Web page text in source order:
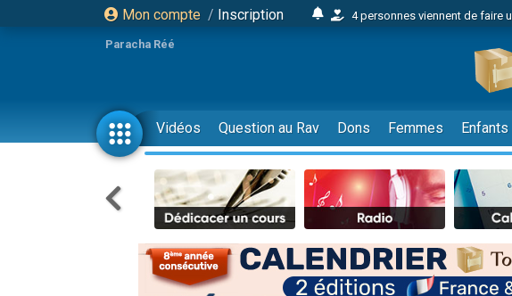
Mon compte / Inscription
4 personnes viennent de faire
17 personnes viennent de
4 personnes viennent de nous
Il reste 49 places pour étudier
23 personnes viennent de
Eva vient de donner son Maasser
4 personnes viennent de nous
3 personnes viennent de nous
3 personnes viennent de faire
Odaya vient de donner son Maasser
Paracha Réé
Vidéos Question au Rav Dons Femmes Enfants